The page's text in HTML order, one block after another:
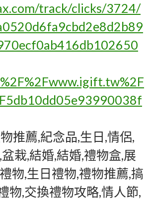
track/clicks/3724/
推薦,紀念品,生日,情侶,
栽,結婚,結婚,禮物盒,展
物,生日禮物,禮物推薦,搞
物,交換禮物攻略,情人節,